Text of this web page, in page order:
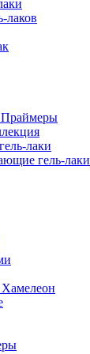
лаков
лаки
гель-лаки
Хамелеон